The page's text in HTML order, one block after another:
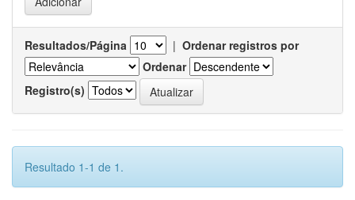
Resultados/Página | Ordenar registros por
Ordenar
Registro(s)
Resultado 1-1 de 1.